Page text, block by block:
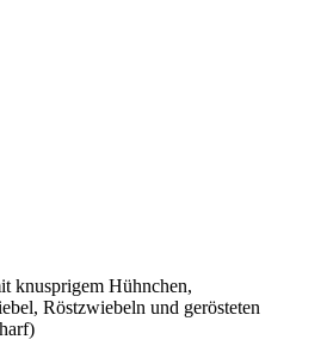
knusprigem Hühnchen,
Röstzwiebeln und gerösteten